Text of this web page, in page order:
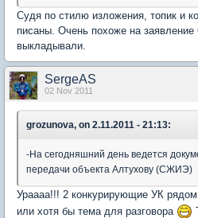
Судя по стилю изложения, топик и
писаны. Очень похоже на
выкладывали.
SergeAS
02 Nov 2011
grozunova, on 2.11.2011 - 21:13:
-На сегодняшний день ведется
передачи объекта Алтухову (СЖИЭ)
Ураааа!!! 2 конкурирующие УК
или хотя бы тема для разговора